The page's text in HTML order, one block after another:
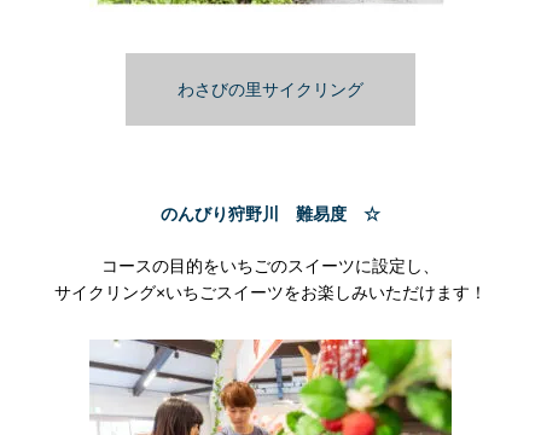
わさびの里サイクリング
のんびり狩野川 難易度 ☆
コースの目的をいちごのスイーツに設定し、
サイクリング×いちごスイーツをお楽しみいただけます！